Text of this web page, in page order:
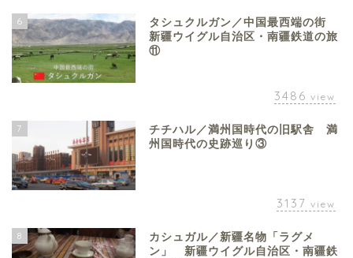
6
タシュクルガン／中国最西端の街
新疆ウイグル自治区・南疆鉄道の旅
⑪
3486 view
7
チチハル／満州国時代の旧駅舎 満
州国時代の史跡巡り③
3137 view
8
カシュガル／新疆名物「ラグメ
ン」 新疆ウイグル自治区・南疆鉄